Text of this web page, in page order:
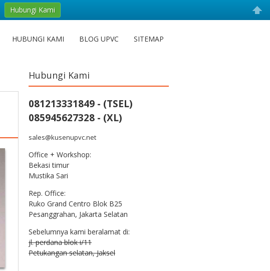
HUBUNGI KAMI BLOG UPVC SITEMAP
Hubungi Kami
081213331849 - (TSEL)
085945627328 - (XL)
sales@kusenupvc.net
Office + Workshop:
Bekasi timur
Mustika Sari
Rep. Office:
Ruko Grand Centro Blok B25
Pesanggrahan, Jakarta Selatan
Sebelumnya kami beralamat di:
jl. perdana blok i/11
Petukangan selatan, Jaksel
Hubungi Kami